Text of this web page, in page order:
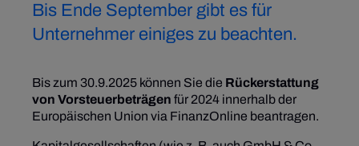
Bis Ende September gibt es für
Unternehmer einiges zu beachten.
Bis zum 30.9.2025 können Sie die Rückerstattung
von Vorsteuerbeträgen für 2024 innerhalb der
Europäischen Union via FinanzOnline beantragen.